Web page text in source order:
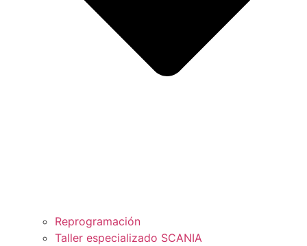
Reprogramación
Taller especializado SCANIA